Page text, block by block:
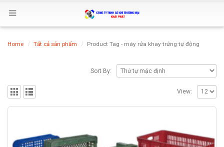
Home Tất cả sản phẩm Product Tag - máy rửa khay trứng tự động
Sort By:
View: